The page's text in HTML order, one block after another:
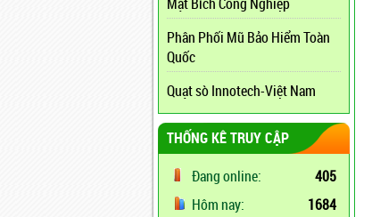
Mặt Bích Công Nghiệp
Phân Phối Mũ Bảo Hiểm Toàn
Quốc
Quạt sò Innotech-Việt Nam
THỐNG KÊ TRUY CẬP
Đang online:
405
Hôm nay:
1684